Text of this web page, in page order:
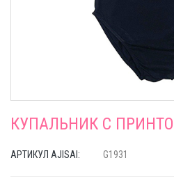
КУПАЛЬНИК С
АРТИКУЛ AJISAI: G1931